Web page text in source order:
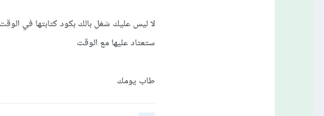
لا ليس عليك شغل بالك بكود كتابتها في
ستعتاد عليها مع الوقت
طاب يومك